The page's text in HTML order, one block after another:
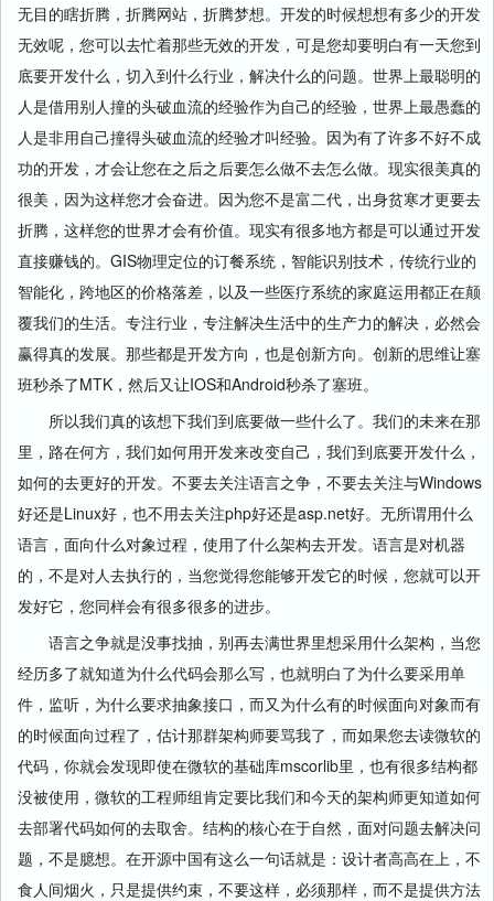
无目的瞎折腾，折腾网站，折腾梦想。开发的时候想想有多少的开发
无效呢，您可以去忙着那些无效的开发，可是您却要明白有一天您到
底要开发什么，切入到什么行业，解决什么的问题。世界上最聪明的
人是借用别人撞的头破血流的经验作为自己的经验，世界上最愚蠢的
人是非用自己撞得头破血流的经验才叫经验。因为有了许多不好不成
功的开发，才会让您在之后之后要怎么做不去怎么做。现实很美真的
很美，因为这样您才会奋进。因为您不是富二代，出身贫寒才更要去
折腾，这样您的世界才会有价值。现实有很多地方都是可以通过开发
直接赚钱的。GIS物理定位的订餐系统，智能识别技术，传统行业的
智能化，跨地区的价格落差，以及一些医疗系统的家庭运用都正在颠
覆我们的生活。专注行业，专注解决生活中的生产力的解决，必然会
赢得真的发展。那些都是开发方向，也是创新方向。创新的思维让塞
班秒杀了MTK，然后又让IOS和Android秒杀了塞班。
所以我们真的该想下我们到底要做一些什么了。我们的未来在那
里，路在何方，我们如何用开发来改变自己，我们到底要开发什么，
如何的去更好的开发。不要去关注语言之争，不要去关注与Windows
好还是Linux好，也不用去关注php好还是asp.net好。无所谓用什么
语言，面向什么对象过程，使用了什么架构去开发。语言是对机器
的，不是对人去执行的，当您觉得您能够开发它的时候，您就可以开
发好它，您同样会有很多很多的进步。
语言之争就是没事找抽，别再去满世界里想采用什么架构，当您
经历多了就知道为什么代码会那么写，也就明白了为什么要采用单
件，监听，为什么要求抽象接口，而又为什么有的时候面向对象而有
的时候面向过程了，估计那群架构师要骂我了，而如果您去读微软的
代码，你就会发现即使在微软的基础库mscorlib里，也有很多结构都
没被使用，微软的工程师组肯定要比我们和今天的架构师更知道如何
去部署代码如何的去取舍。结构的核心在于自然，面对问题去解决问
题，不是臆想。在开源中国有这么一句话就是：设计者高高在上，不
食人间烟火，只是提供约束，不要这样，必须那样，而不是提供方法